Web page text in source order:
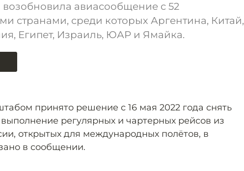
возобновила авиасообщение с 52
странами, среди которых Аргентина, Китай,
Египет, Израиль, ЮАР и Ямайка.
принято решение с 16 мая 2022 года снять
регулярных и чартерных рейсов из
открытых для международных полётов, в
в сообщении.